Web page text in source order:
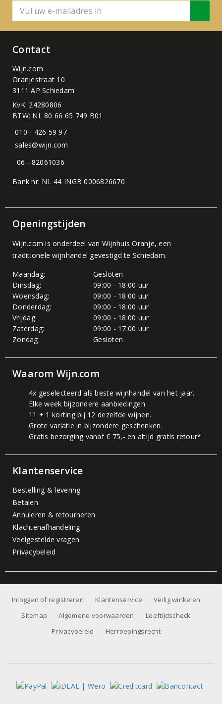
Contact
Wijn.com
Oranjestraat 10
3111 AP Schiedam
KvK: 24280806
BTW: NL 80 66 65 749 B01
010 - 426 59 97
sales@wijn.com
06 - 82061036
Bank nr: NL 44 INGB 0006826670
Openingstijden
Wijn.com is onderdeel van Wijnhuis Oranje, een
traditionele wijnhandel gevestigd te Schiedam.
Maandag:
Gesloten
Dinsdag:
09:00 - 18:00 uur
Woensdag:
09:00 - 18:00 uur
Donderdag:
09:00 - 18:00 uur
Vrijdag:
09:00 - 18:00 uur
Zaterdag:
09:00 - 17:00 uur
Zondag:
Gesloten
Waarom Wijn.com
4x geselecteerd als beste wijnhandel van het jaar.
Elke week bijzondere aanbiedingen.
11 + 1 korting bij 12 dezelfde wijnen.
Grote variatie in bijzondere geschenken.
Gratis bezorging vanaf € 75,- en altijd gratis retour*
Klantenservice
Bestelling & levering
Betalen
Annuleren & retourneren
Klachtenafhandeling
Veelgestelde vragen
Privacybeleid
Inloggen of registreren Klantenservice
Veilig winkelen
Sitemap
Algemene voorwaarden
Leeftijdscheck
Privacybeleid
Herroepingsrecht